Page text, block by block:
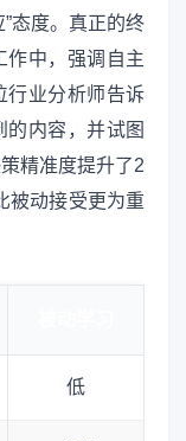
态度。真正的终
作中，强调自主
行业分析师告诉
内容，并试图
精准度提升了2
被动接受更为重
低